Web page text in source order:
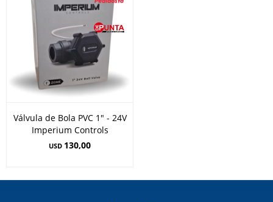
Válvula de Bola PVC 1" - 24V
Imperium Controls
USD 130,00